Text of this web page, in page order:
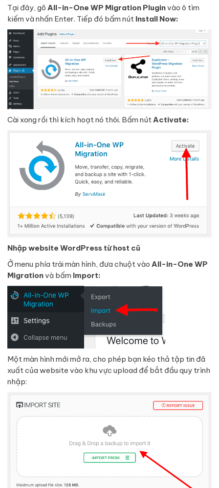
Tại đây, gõ All-in-One WP Migration Pluginvào ô tìm
kiếm và nhấn Enter. Tiếp đó bấm nút Install Now:
Cài xong rồi thì kích hoạt nó thôi. Bấm nút Activate:
Nhập website WordPress từ host cũ
Ở menu phía trái màn hình, đưa chuột vào All-in-One WP
Migrationvà bấm Import:
Một màn hình mới mở ra, cho phép bạn kéo thả tập tin đã
xuất của website vào khu vực upload để bắt đầu quy trình
nhập: